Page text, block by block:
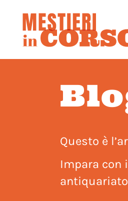
Questo è
Impara con